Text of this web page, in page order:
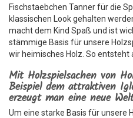
Fischstaebchen Tanner für die
klassischen Look gehalten
macht dem Kind Spaß und ist
stämmige Basis für unsere
wir heimisches Holz. So entsteht
Mit Holzspielsachen von
Beispiel dem attraktiven
erzeugt man eine neue
Um eine starke Basis für unsere